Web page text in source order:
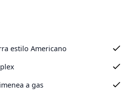
estilo Americano
a gas